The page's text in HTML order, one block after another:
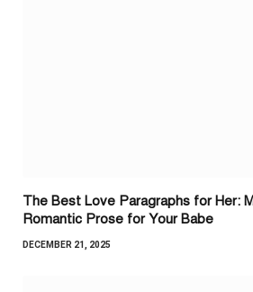
The Best Love Paragraphs for Her:
Romantic Prose for Your Babe
DECEMBER 21, 2025